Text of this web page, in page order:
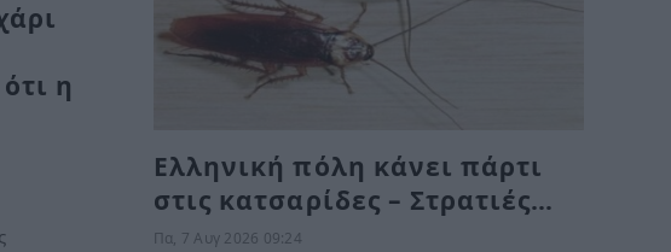
η
Ελληνική πόλη κάνει πάρτι
στις κατσαρίδες – Στρατιές
κάνουν βόλτα μέρα-νύχτα
Πα, 7 Αυγ 2026 09:24